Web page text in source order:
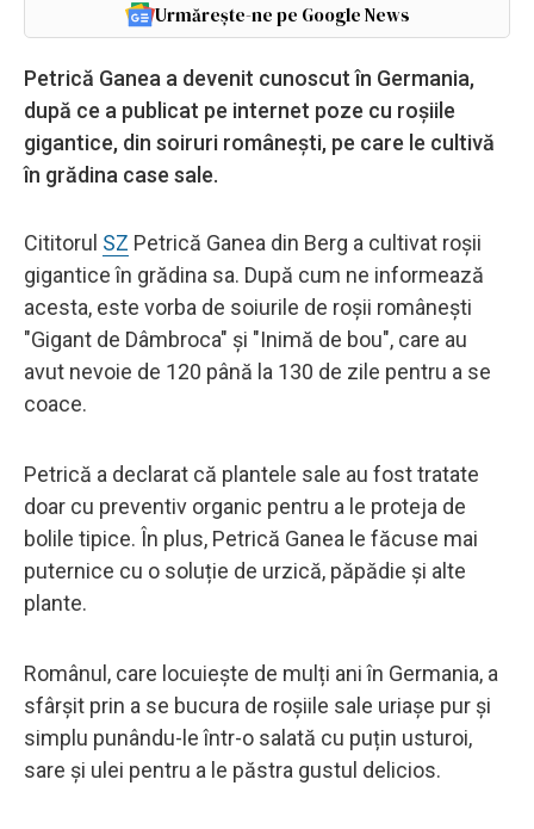
Urmărește-ne pe Google News
Petrică Ganea a devenit cunoscut în Germania,
după ce a publicat pe internet poze cu roșiile
gigantice, din soiruri românești, pe care le cultivă
în grădina case sale.
Cititorul SZ Petrică Ganea din Berg a cultivat roșii
gigantice în grădina sa. După cum ne informează
acesta, este vorba de soiurile de roșii românești
"Gigant de Dâmbroca" și "Inimă de bou", care au
avut nevoie de 120 până la 130 de zile pentru a se
coace.
Petrică a declarat că plantele sale au fost tratate
doar cu preventiv organic pentru a le proteja de
bolile tipice. În plus, Petrică Ganea le făcuse mai
puternice cu o soluție de urzică, păpădie și alte
plante.
Românul, care locuiește de mulți ani în Germania, a
sfârșit prin a se bucura de roșiile sale uriașe pur și
simplu punându-le într-o salată cu puțin usturoi,
sare și ulei pentru a le păstra gustul delicios.